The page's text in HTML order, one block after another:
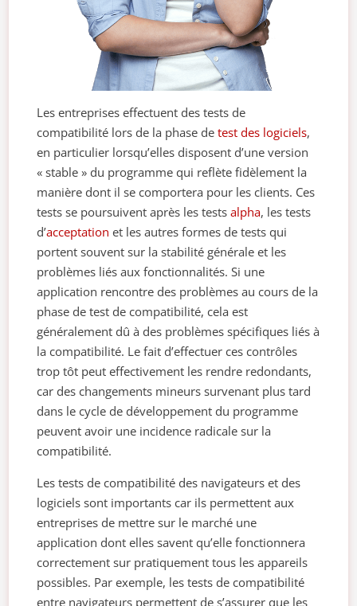
Les entreprises effectuent des tests de
compatibilité lors de la phase detest des logiciels,
en particulier lorsqu’elles disposent d’une version
« stable » du programme qui reflète fidèlement la
manière dont il se comportera pour les clients. Ces
tests se poursuivent après les testsalpha, les tests
d’acceptation et les autres formes de tests qui
portent souvent sur la stabilité générale et les
problèmes liés aux fonctionnalités. Si une
application rencontre des problèmes au cours de la
phase de test de compatibilité, cela est
généralement dû à des problèmes spécifiques liés à
la compatibilité. Le fait d’effectuer ces contrôles
trop tôt peut effectivement les rendre redondants,
car des changements mineurs survenant plus tard
dans le cycle de développement du programme
peuvent avoir une incidence radicale sur la
compatibilité.
Les tests de compatibilité des navigateurs et des
logiciels sont importants car ils permettent aux
entreprises de mettre sur le marché une
application dont elles savent qu’elle fonctionnera
correctement sur pratiquement tous les appareils
possibles. Par exemple, les tests de compatibilité
entre navigateurs permettent de s’assurer que les